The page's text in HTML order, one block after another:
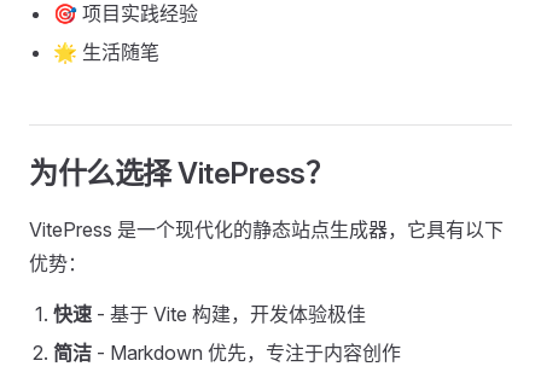
🎯 项目实践经验
🌟 生活随笔
为什么选择 VitePress？
VitePress 是一个现代化的静态站点生成器，它具有以下
优势：
快速 - 基于 Vite 构建，开发体验极佳
简洁 - Markdown 优先，专注于内容创作